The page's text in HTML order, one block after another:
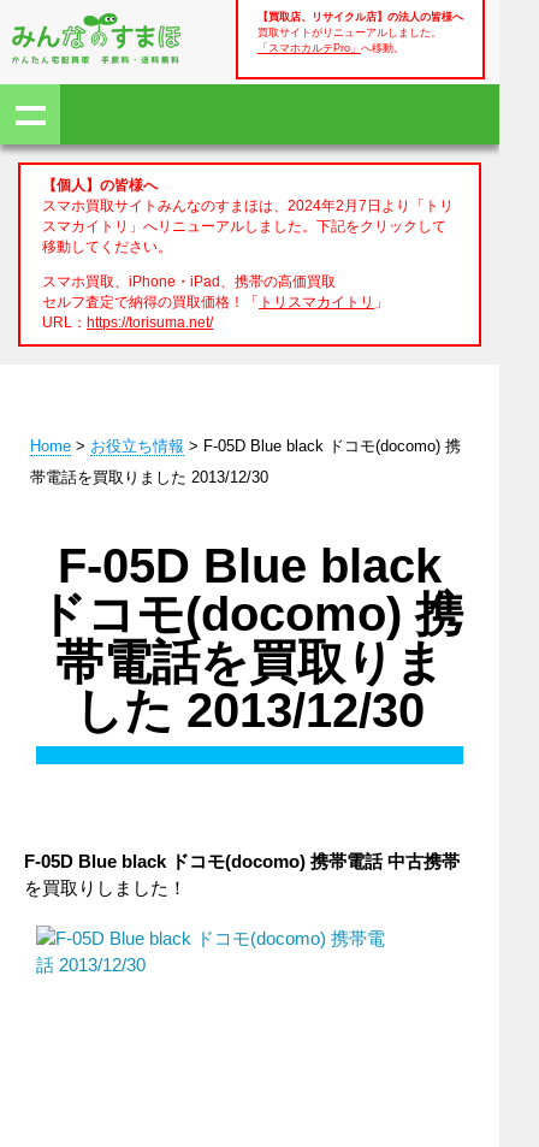
【買取店、リサイクル店】の法人の皆様へ
買取サイトがリニューアルしました。
「スマホカルテPro」 へ移動。
【個人】の皆様へ
スマホ買取サイトみんなのすまほは、2024年2月7日より「トリ
スマカイトリ」へリニューアルしました。下記をクリックして
移動してください。
スマホ買取、iPhone・iPad、携帯の高価買取
セルフ査定で納得の買取価格！「 トリスマカイトリ 」
URL： https://torisuma.net/
Home > お役立ち情報 > F-05D Blue black ドコモ(docomo) 携
帯電話を買取りました 2013/12/30
F-05D Blue black
ドコモ(docomo) 携
帯電話を買取りま
した 2013/12/30
F-05D Blue black ドコモ(docomo) 携帯電話 中古携帯
を買取りしました！